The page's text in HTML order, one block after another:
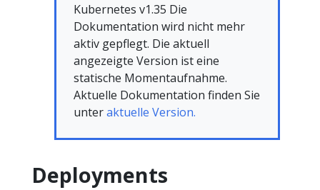
Kubernetes v1.35 Die
Dokumentation wird nicht mehr
aktiv gepflegt. Die aktuell
angezeigte Version ist eine
statische Momentaufnahme.
Aktuelle Dokumentation finden Sie
unteraktuelle Version.
Deployments